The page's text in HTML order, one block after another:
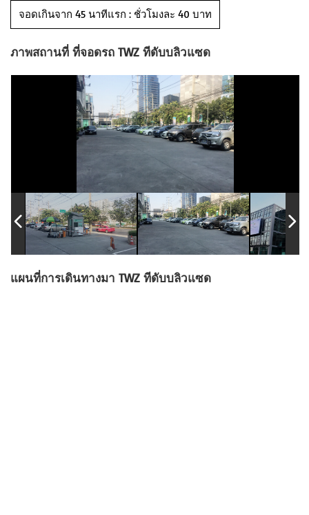
จอดเกินจาก 45 นาทีแรก : ชั่วโมงละ 40 บาท
ภาพสถานที่ ที่จอดรถ TWZ ทีดับบลิวแซด
แผนที่การเดินทางมา TWZ ทีดับบลิวแซด